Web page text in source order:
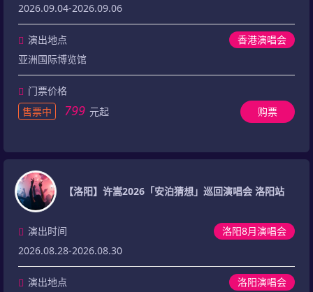
2026.09.04-2026.09.06
演出地点
香港演唱会
亚洲国际博览馆
门票价格
售票中
799 元起 购票
【洛阳】许嵩2026「安泊猜想」巡回演唱会 洛阳站
洛阳8月演唱会
演出时间
2026.08.28-2026.08.30
演出地点
洛阳演唱会